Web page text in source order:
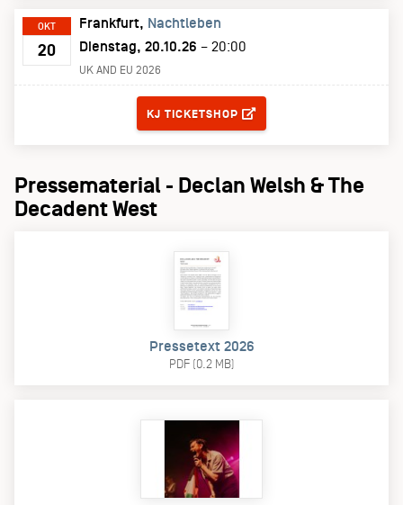
OKT
20
Frankfurt Nachtleben
Dienstag, 20.10.26 – 20:00
UK AND EU 2026
KJ TICKETSHOP
Pressematerial - Declan Welsh & The
Decadent West
Pressetext 2026
PDF (0.2 MB)